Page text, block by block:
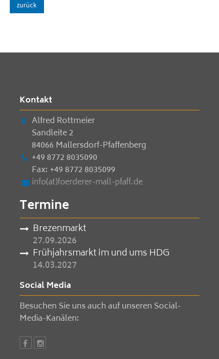
zurück
Kontakt
Alfred Rottmeier
Sandleite 2
84066 Mallersdorf-Pfaffenberg
+49 8772 8035090
Fax: +49 8772 8035099
info(at)foerderer-mall-pfaff.de
Termine
Brezenmarkt
27.09.2026
Frühjahrsmarkt im und ums HDG
14.03.2027
Social Media
Besuchen Sie uns auch auf unseren Social-
Media-Kanälen: